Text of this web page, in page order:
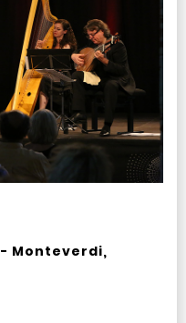
- Monteverdi,